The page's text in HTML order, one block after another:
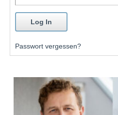
Passwort vergessen?